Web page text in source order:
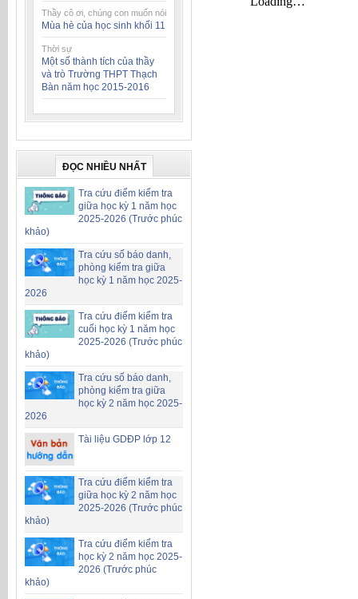
Thầy cô ơi, chúng con muốn nói
Mùa hè của học sinh khối 11
Thời sự
Một số thành tích của thầy
và trò Trường THPT Thạch
Bàn năm học 2015-2016
ĐỌC NHIỀU NHẤT
Tra cứu điểm kiểm tra
giữa học kỳ 1 năm học
2025-2026 (Trước phúc
khảo)
Tra cứu số báo danh,
phòng kiểm tra giữa
học kỳ 1 năm học 2025-
2026
Tra cứu điểm kiểm tra
cuối học kỳ 1 năm học
2025-2026 (Trước phúc
khảo)
Tra cứu số báo danh,
phòng kiểm tra giữa
học kỳ 2 năm học 2025-
2026
Tài liệu GDĐP lớp 12
Tra cứu điểm kiểm tra
giữa học kỳ 2 năm học
2025-2026 (Trước phúc
khảo)
Tra cứu điểm kiểm tra
học kỳ 2 năm học 2025-
2026 (Trước phúc
khảo)